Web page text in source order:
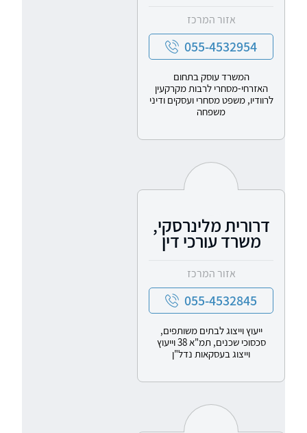
אזור המרכז
055-4532954
המשרד עוסק בתחום
האזרחי-מסחרי לרבות מקרקעין
לרוודיו, משפט מסחרי ועסקים ודיני
משפחה
דרורית מלינרסקי,
משרד עורכי דין
אזור המרכז
055-4532845
ייעוץ וייצוג לבתים משותפים,
סכסוכי שכנים, תמ"א 38 וייעוץ
וייצוג בעסקאות נדל"ן